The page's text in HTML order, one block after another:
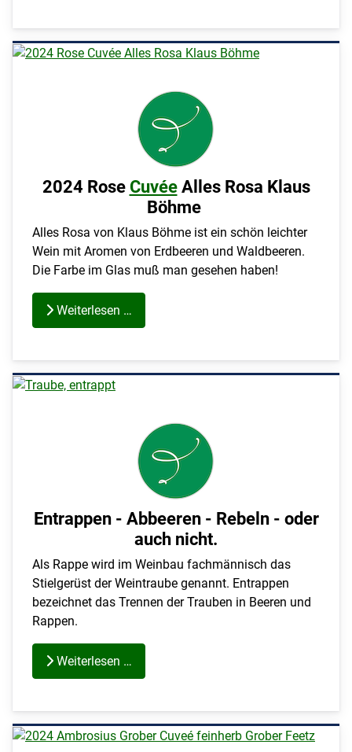
2024 Rose CuvéeAlles Rosa Klaus
Böhme
Alles Rosa von Klaus Böhme ist ein schön leichter
Wein mit Aromen von Erdbeeren und Waldbeeren.
Die Farbe im Glas muß man gesehen haben!
Weiterlesen …
Entrappen - Abbeeren - Rebeln - oder
auch nicht.
Als Rappe wird im Weinbau fachmännisch das
Stielgerüst der Weintraube genannt. Entrappen
bezeichnet das Trennen der Trauben in Beeren und
Rappen.
Weiterlesen …